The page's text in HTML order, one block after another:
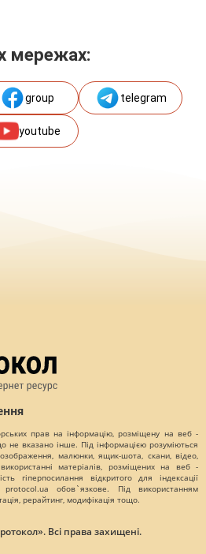
мережах:
group telegram
youtube
прав на інформацію, розміщену на веб -
не вказано інше. Під інформацією розуміються
малюнки, ящик-шота, скани, відео,
матеріалів, розміщених на веб -
гіперпосилання відкритого для індексації
обов`язкове. Під використанням
рерайтинг, модифікація тощо.
Всі права захищені.